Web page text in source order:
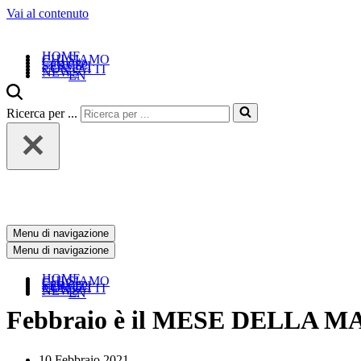
Vai al contenuto
HOME
CHI SIAMO
Catalogo
SERVIZI
CONTATTI
NEWSEN
Ricerca per ...
Menu di navigazione
Menu di navigazione
HOME
CHI SIAMO
Catalogo
SERVIZI
CONTATTI
NEWSEN
Febbraio è il MESE DELLA